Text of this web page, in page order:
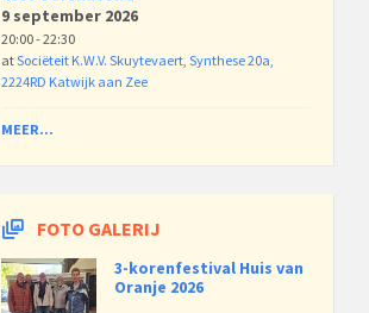
9 september 2026
20:00 - 22:30
atSociëteit K.W.V. Skuytevaert, Synthese 20a,
2224RD Katwijk aan Zee
MEER...
FOTO GALERIJ
3-korenfestival Huis van
Oranje 2026